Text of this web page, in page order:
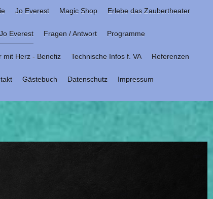
Jo Everest Magic Shop Erlebe das Zaubertheater
Everest Fragen / Antwort Programme
mit Herz - Benefiz Technische Infos f. VA Referenzen
Gästebuch Datenschutz Impressum